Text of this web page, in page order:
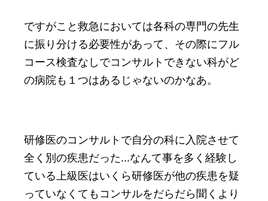
ですがこと救急においては各科の専門の先生
に振り分ける必要性があって、その際にフル
コース検査なしでコンサルトできない科がど
の病院も１つはあるじゃないのかなあ。
研修医のコンサルトで自分の科に入院させて
全く別の疾患だった...なんて事を多く経験し
ている上級医はいくら研修医が他の疾患を疑
っていなくてもコンサルをだらだら聞くより